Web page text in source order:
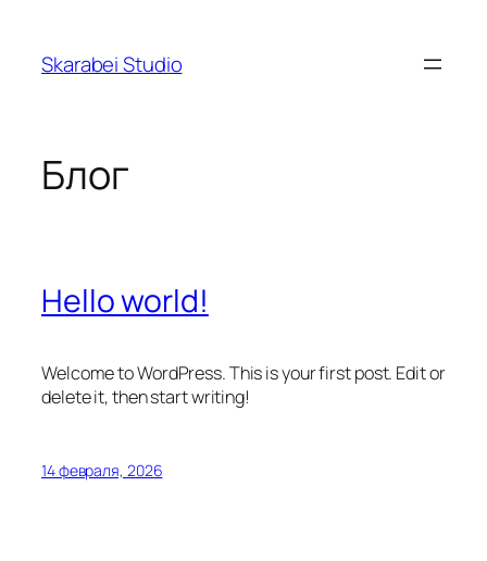
содержимому
Skarabei Studio
Блог
Hello world!
Welcome to WordPress. This is your first post. Edit or
delete it, then start writing!
14 февраля, 2026